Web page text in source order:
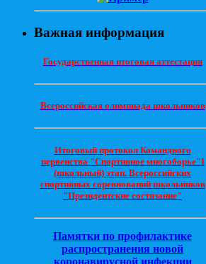
Важная информация
Государственная итоговая аттестация
Всероссийская олимпиада школьников
Итоговый протокол Командного
первенства "Спортивное многоборье"I
(школьный) этап. Всероссийских
спортивных соревнований школьников
"Президентские состязание"
Памятки по профилактике
распространения новой
коронавирусной инфекции